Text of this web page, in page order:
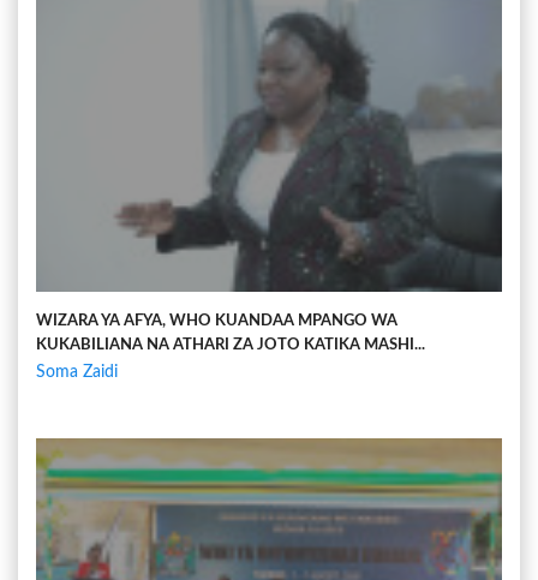
WIZARA YA AFYA, WHO KUANDAA MPANGO WA
KUKABILIANA NA ATHARI ZA JOTO KATIKA MASHI...
Soma Zaidi